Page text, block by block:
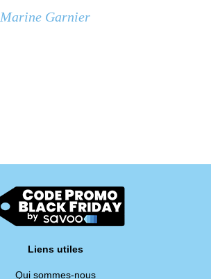
Marine Garnier
Liens utiles
Qui sommes-nous